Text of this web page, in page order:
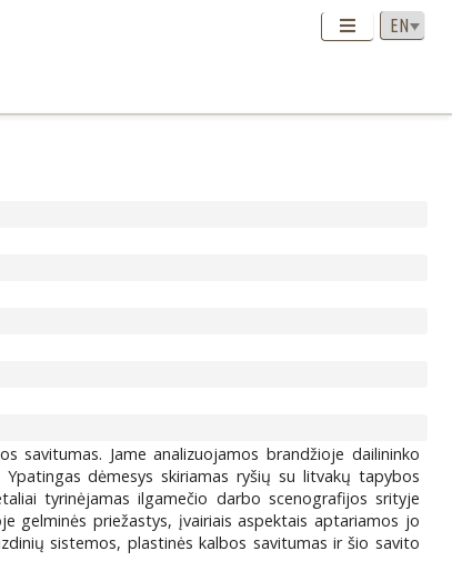
savitumas. Jame analizuojamos brandžioje dailininko
dėmesys skiriamas ryšių su litvakų tapybos
tyrinėjamas ilgamečio darbo scenografijos srityje
gelminės priežastys, įvairiais aspektais aptariamos jo
sistemos, plastinės kalbos savitumas ir šio savito